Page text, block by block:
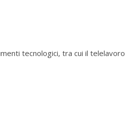
tecnologici, tra cui il telelavoro